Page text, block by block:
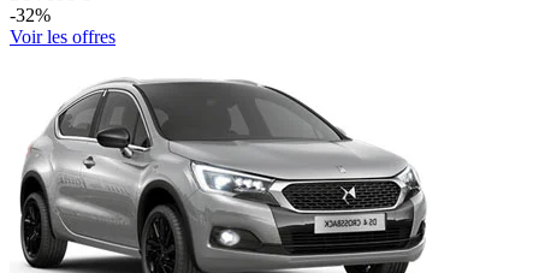
-32%
Voir les offres